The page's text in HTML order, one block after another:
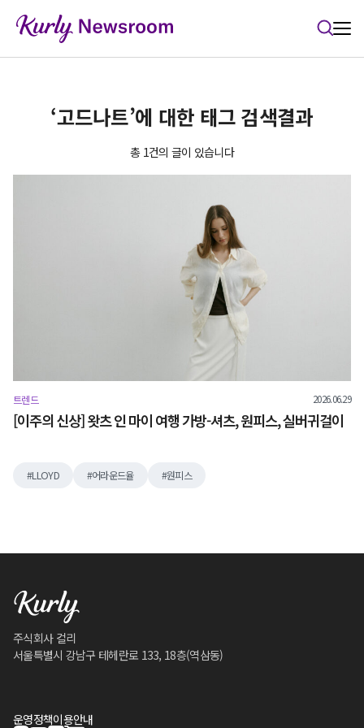
‘고드나트’에 대한 태그 검색결과
총 1건의 글이 있습니다
트렌드 2026.06.29
[이주의 신상] 왓츠 인 마이 여행 가방-셔츠, 원피스, 실버귀걸이
LLOYD 어라운드율 원피스
주식회사 컬리
서울특별시 강남구 테헤란로 133, 18층(역삼동)
운영정책이용안내